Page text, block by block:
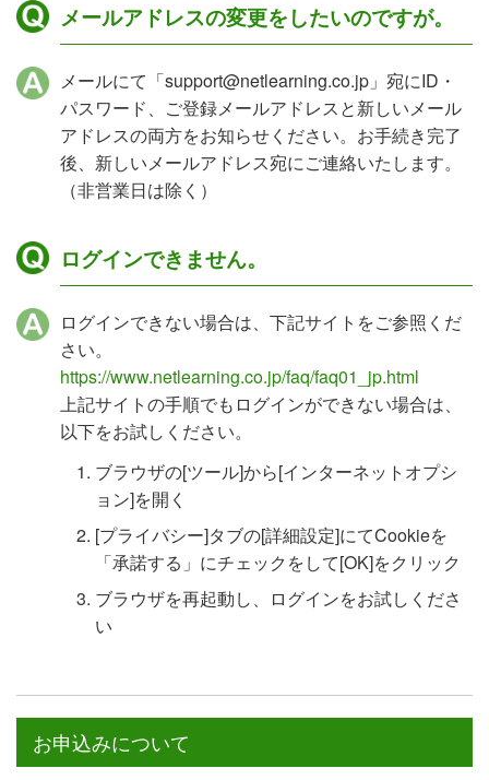
メールアドレスの変更をしたいのですが。
メールにて「support@netlearning.co.jp」宛にID・
パスワード、ご登録メールアドレスと新しいメール
アドレスの両方をお知らせください。お手続き完了
後、新しいメールアドレス宛にご連絡いたします。
（非営業日は除く）
ログインできません。
ログインできない場合は、下記サイトをご参照くだ
さい。
https://www.netlearning.co.jp/faq/faq01_jp.html
上記サイトの手順でもログインができない場合は、
以下をお試しください。
ブラウザの[ツール]から[インターネットオプシ
ョン]を開く
[プライバシー]タブの[詳細設定]にてCookieを
「承諾する」にチェックをして[OK]をクリック
ブラウザを再起動し、ログインをお試しくださ
い
お申込みについて